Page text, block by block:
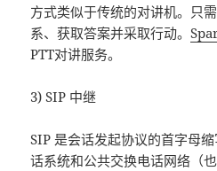
方式类似于传统的对讲机。只
系、获取答案并采取行动。
PTT对讲服务。
3) SIP 中继
SIP 是会话发起协议的首字母
话系统和公共交换电话网络（